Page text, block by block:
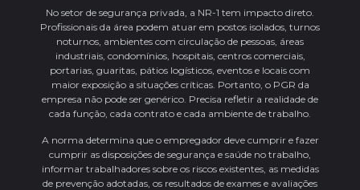
No setor de segurança privada, a NR-1 tem impacto direto.
Profissionais da área podem atuar em postos isolados, turnos
noturnos, ambientes com circulação de pessoas, áreas
industriais, condomínios, hospitais, centros comerciais,
portarias, guaritas, pátios logísticos, eventos e locais com
maior exposição a situações críticas. Portanto, o PGR da
empresa não pode ser genérico. Precisa refletir a realidade de
cada função, cada contrato e cada ambiente de trabalho.
A norma determina que o empregador deve cumprir e fazer
cumprir as disposições de segurança e saúde no trabalho,
informar trabalhadores sobre os riscos existentes, as medidas
de prevenção adotadas, os resultados de exames e avaliações